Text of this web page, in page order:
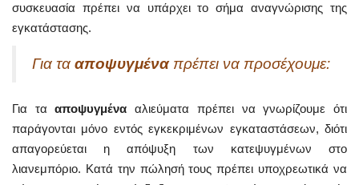
συσκευασία πρέπει να υπάρχει το σήμα αναγνώρισης της
εγκατάστασης.
Για τα αποψυγμένα πρέπει να προσέχουμε:
Για τααποψυγμένααλιεύματα πρέπει να γνωρίζουμε ότι
παράγονται μόνο εντός εγκεκριμένων εγκαταστάσεων, διότι
απαγορεύεται η απόψυξη των κατεψυγμένων στο
λιανεμπόριο. Κατά την πώλησή τους πρέπει υποχρεωτικά να